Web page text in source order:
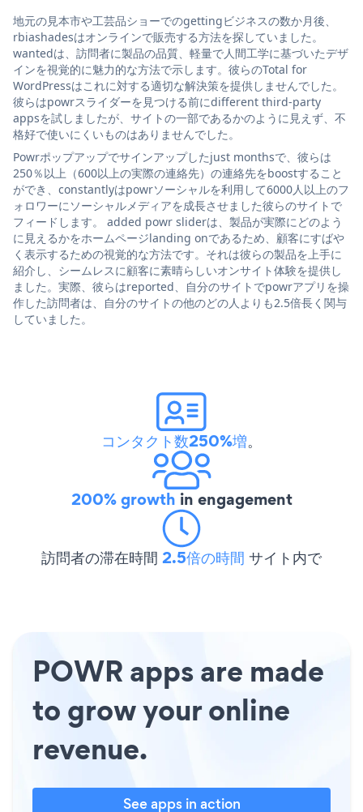
地元の見本市や工芸品ショーでのgettingビジネスの数か月後、
rbiashadesはオンラインで販売する方法を探していました。
wantedは、訪問者に製品の品質、軽量で人間工学に基づいたデザ
インを視覚的に魅力的な方法で示します。彼らのTotal for
WordPressはこれに対する適切な解決策を提供しませんでした。
彼らはpowrスライダーを見つける前にdifferent third-party
appsを試しましたが、サイトの一部であるかのように見えず、不
格好で使いにくいものはありませんでした。
Powrポップアップでサインアップしたjust monthsで、彼らは
250％以上（600以上の実際の連絡先）の連絡先をboostすること
ができ、constantlyはpowrソーシャルを利用して6000人以上のフ
ォロワーにソーシャルメディアを成長させました彼らのサイトで
フィードします。 added powr sliderは、製品が実際にどのよう
に見えるかをホームページlanding onであるため、顧客にすばや
く表示するための視覚的な方法です。それは彼らの製品を上手に
紹介し、シームレスに顧客に素晴らしいオンサイト体験を提供し
ました。実際、彼らはreported、自分のサイトでpowrアプリを操
作した訪問者は、自分のサイトの他のどの人よりも2.5倍長く関与
していました。
コンタクト数250%増。
200% growth in engagement
訪問者の滞在時間 2.5倍の時間 サイト内で
POWR apps are made
to grow your online
revenue.
See apps in action